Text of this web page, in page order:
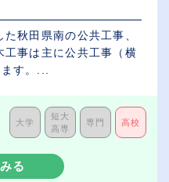
工事は主に公共工事（横
す。...
大学
短大
高専
専門 高校
る